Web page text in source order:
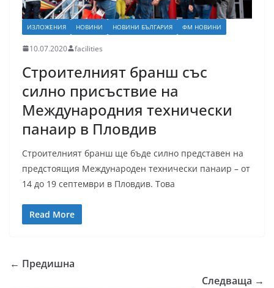
ИЗЛОЖЕНИЯ НОВИНИ НОВИНИ БЪЛГАРИЯ ФМ НОВИНИ
10.07.2020 facilities
Строителният бранш със
силно присъствие на
Международния технически
панаир в Пловдив
Строителният бранш ще бъде силно представен на
предстоящия Международен технически панаир – от
14 до 19 септември в Пловдив. Това
Read More
← Предишна
Следваща →